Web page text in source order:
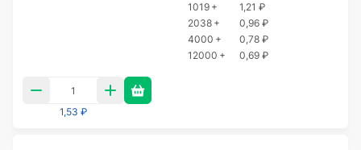
1019 +
1,21 ₽
2038 +
0,96 ₽
4000 +
0,78 ₽
12000 +
0,69 ₽
1,53 ₽